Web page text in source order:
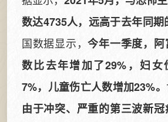
数达4735人，远高于去年同期
国数据显示，今年一季度，
数比去年增加了29%，妇
7%，儿童伤亡人数增加23%。
由于冲突、严重的第三波新